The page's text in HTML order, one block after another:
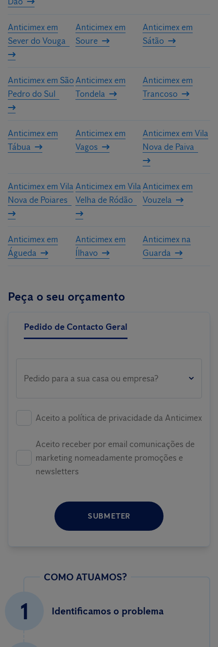
Anticimex em
Sever do Vouga
Anticimex em
Soure
Anticimex em
Sátão
Anticimex em São
Pedro do Sul
Anticimex em
Tondela
Anticimex em
Trancoso
Anticimex em
Tábua
Anticimex em
Vagos
Anticimex em Vila
Nova de Paiva
Anticimex em Vila
Nova de Poiares
Anticimex em Vila
Velha de Ródão
Anticimex em
Vouzela
Anticimex em
Águeda
Anticimex em
Ílhavo
Anticimex na
Guarda
Peça o seu orçamento
Pedido de Contacto Geral
Pedido para a sua casa ou empresa?
Aceito a política de privacidade da Anticimex
Aceito receber por email comunicações de
marketing nomeadamente promoções e
newsletters
SUBMETER
COMO ATUAMOS?
1 Identificamos o problema